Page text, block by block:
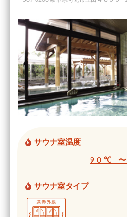
サウナ室温度
90℃ 〜
サウナ室タイプ